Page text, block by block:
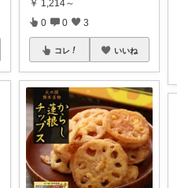
￥ 1,214～
0 0 3
コレ いいね